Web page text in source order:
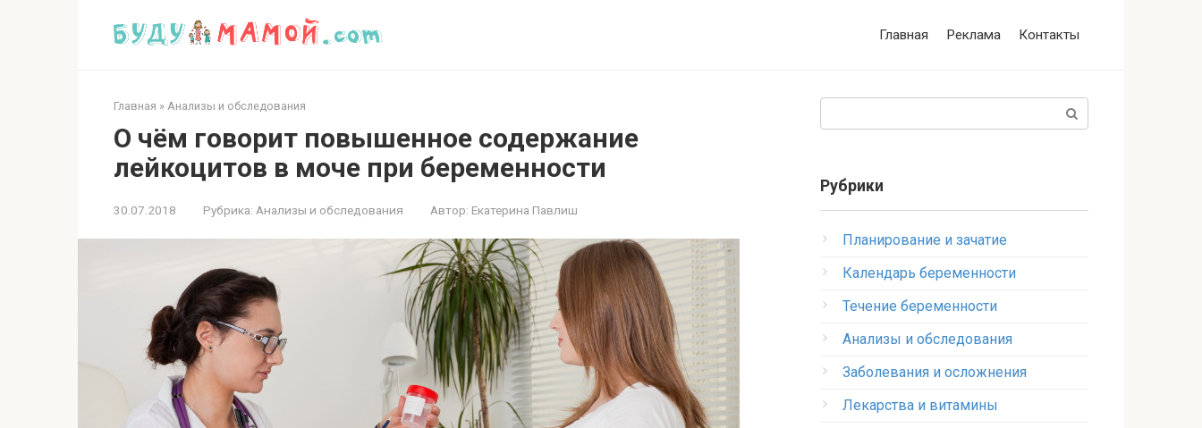
Главная Реклама Контакты
Главная » Анализы и обследования
О чём говорит повышенное содержание
лейкоцитов в моче при беременности
30.07.2018 Рубрика: Анализы и обследования Автор: Екатерина Павлиш
Рубрики
Планирование и зачатие
Календарь беременности
Течение беременности
Анализы и обследования
Заболевания и осложнения
Лекарства и витамины